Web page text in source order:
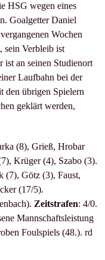
HSG wegen eines
Goalgetter Daniel
Wochen
sein Verbleib ist
ist an seinen Studienort
Laufbahn bei der
den übrigen Spielern
geklärt werden,
(8), Grieß, Hrobar
Krüger (4), Szabo (3).
(7), Götz (3), Faust,
(17/5).
Zeitstrafen: 4/0.
Mannschaftsleistung
Foulspiels (48.). rd